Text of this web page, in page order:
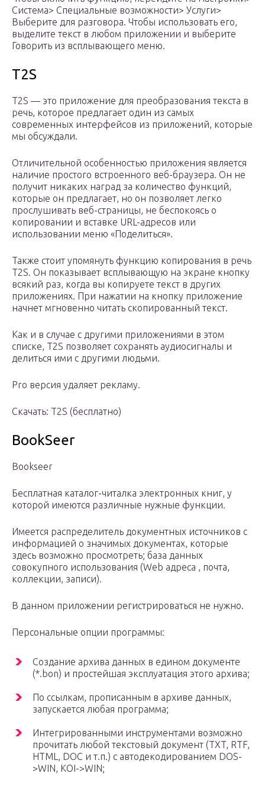
Система> Специальные возможности> Услуги>
Выберите для разговора. Чтобы использовать его,
выделите текст в любом приложении и выберите
Говорить из всплывающего меню.
T2S
T2S — это приложение для преобразования текста в
речь, которое предлагает один из самых
современных интерфейсов из приложений, которые
мы обсуждали.
Отличительной особенностью приложения является
наличие простого встроенного веб-браузера. Он не
получит никаких наград за количество функций,
которые он предлагает, но он позволяет легко
прослушивать веб-страницы, не беспокоясь о
копировании и вставке URL-адресов или
использовании меню «Поделиться».
Также стоит упомянуть функцию копирования в речь
T2S. Он показывает всплывающую на экране кнопку
всякий раз, когда вы копируете текст в других
приложениях. При нажатии на кнопку приложение
начнет мгновенно читать скопированный текст.
Как и в случае с другими приложениями в этом
списке, T2S позволяет сохранять аудиосигналы и
делиться ими с другими людьми.
Pro версия удаляет рекламу.
Скачать: T2S (бесплатно)
BookSeer
Bookseer
Бесплатная каталог-читалка электронных книг, у
которой имеются различные нужные функции.
Имеется распределитель документных источников с
информацией о значимых документах, которые
здесь возможно просмотреть; база данных
совокупного использования (Web адреса , почта,
коллекции, записи).
В данном приложении регистрироваться не нужно.
Персональные опции программы:
Создание архива данных в едином документе
(*.bon) и простейшая эксплуатация этого архива;
По ссылкам, прописанным в архиве данных,
запускается любая программа;
Интегрированными инструментами возможно
прочитать любой текстовый документ (TXT, RTF,
HTML, DOC и т.п.) с автодекодированием DOS-
>WIN, KOI->WIN;